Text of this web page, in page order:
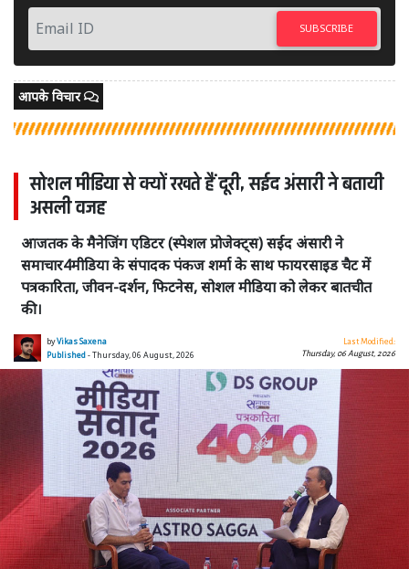
SUBSCRIBE
आपके विचार
सोशल मीडिया से क्यों रखते हैं दूरी, सईद अंसारी ने बतायी
असली वजह
आजतक के मैनेजिंग एडिटर (स्पेशल प्रोजेक्ट्स) सईद अंसारी ने
समाचार4मीडिया के संपादक पंकज शर्मा के साथ फायरसाइड चैट में
पत्रकारिता, जीवन-दर्शन, फिटनेस, सोशल मीडिया को लेकर बातचीत
की।
byVikas Saxena
Published- Thursday, 06 August, 2026
Last Modified:
Thursday, 06 August, 2026